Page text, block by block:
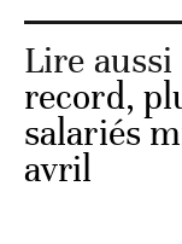
Lire aussi
record,
salariés
avril